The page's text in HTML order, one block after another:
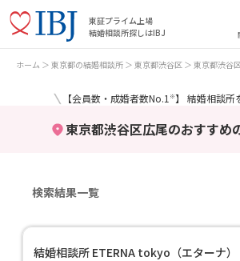
東証プライム上場
結婚相談所探しはIBJ
ホーム 東京都の結婚相談所 東京都渋谷区 東京都渋谷
＼ 【会員数・成婚者数No.1 ※】 結婚相談所
東京都渋谷区広尾のおすすめ
検索結果一覧
結婚相談所 ETERNA tokyo（エターナ）